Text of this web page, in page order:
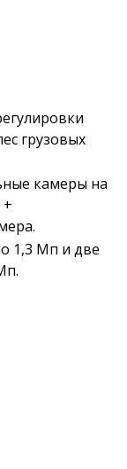
грузовых
камеры на
1,3 Мп и две